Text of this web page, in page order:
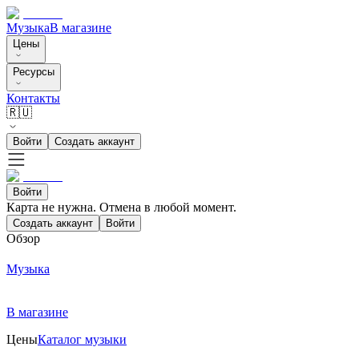
МузыкаВ магазине
Цены
Ресурсы
Контакты
🇷🇺
Войти Создать аккаунт
Войти
Карта не нужна. Отмена в любой момент.
Создать аккаунт Войти
Обзор
Музыка
В магазине
ЦеныКаталог музыки